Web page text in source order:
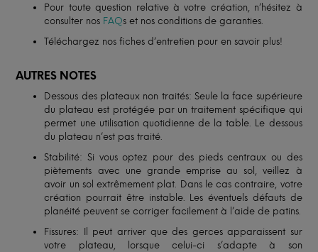
Pour toute question relative à votre création, n’hésitez à
consulter nos FAQs et nos conditions de garanties.
Téléchargez nos fiches d’entretien pour en savoir plus!
AUTRES NOTES
Dessous des plateaux non traités: Seule la face supérieure
du plateau est protégée par un traitement spécifique qui
permet une utilisation quotidienne de la table. Le dessous
du plateau n’est pas traité.
Stabilité: Si vous optez pour des pieds centraux ou des
piètements avec une grande emprise au sol, veillez à
avoir un sol extrêmement plat. Dans le cas contraire, votre
création pourrait être instable. Les éventuels défauts de
planéité peuvent se corriger facilement à l’aide de patins.
Fissures: Il peut arriver que des gerces apparaissent sur
votre plateau, lorsque celui-ci s’adapte à son